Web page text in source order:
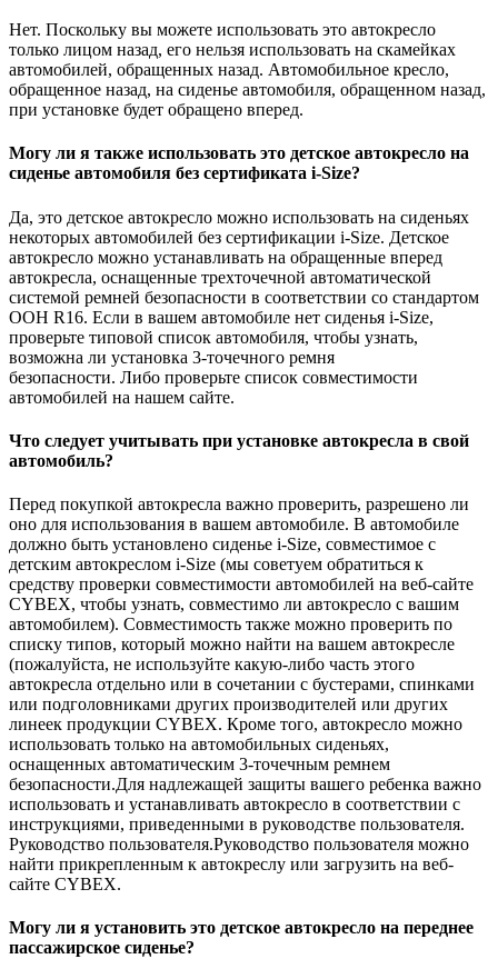
Нет. Поскольку вы можете использовать это автокресло
только лицом назад, его нельзя использовать на скамейках
автомобилей, обращенных назад. Автомобильное кресло,
обращенное назад, на сиденье автомобиля, обращенном назад,
при установке будет обращено вперед.
Могу ли я также использовать это детское автокресло на
сиденье автомобиля без сертификата i-Size?
Да, это детское автокресло можно использовать на сиденьях
некоторых автомобилей без сертификации i-Size. Детское
автокресло можно устанавливать на обращенные вперед
автокресла, оснащенные трехточечной автоматической
системой ремней безопасности в соответствии со стандартом
ООН R16. Если в вашем автомобиле нет сиденья i-Size,
проверьте типовой список автомобиля, чтобы узнать,
возможна ли установка 3-точечного ремня
безопасности. Либо проверьте список совместимости
автомобилей на нашем сайте.
Что следует учитывать при установке автокресла в свой
автомобиль?
Перед покупкой автокресла важно проверить, разрешено ли
оно для использования в вашем автомобиле. В автомобиле
должно быть установлено сиденье i-Size, совместимое с
детским автокреслом i-Size (мы советуем обратиться к
средству проверки совместимости автомобилей на веб-сайте
CYBEX, чтобы узнать, совместимо ли автокресло с вашим
автомобилем). Совместимость также можно проверить по
списку типов, который можно найти на вашем автокресле
(пожалуйста, не используйте какую-либо часть этого
автокресла отдельно или в сочетании с бустерами, спинками
или подголовниками других производителей или других
линеек продукции CYBEX. Кроме того, автокресло можно
использовать только на автомобильных сиденьях,
оснащенных автоматическим 3-точечным ремнем
безопасности.Для надлежащей защиты вашего ребенка важно
использовать и устанавливать автокресло в соответствии с
инструкциями, приведенными в руководстве пользователя.
Руководство пользователя.Руководство пользователя можно
найти прикрепленным к автокреслу или загрузить на веб-
сайте CYBEX.
Могу ли я установить это детское автокресло на переднее
пассажирское сиденье?